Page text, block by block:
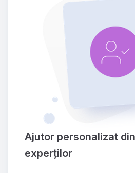
Ajutor personalizat
experților